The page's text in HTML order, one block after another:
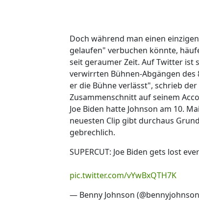
Doch während man einen
gelaufen" verbuchen könnte,
seit geraumer Zeit. Auf Twitter ist
verwirrten Bühnen-Abgängen des
er die Bühne verlässt", schrieb
Zusammenschnitt auf seinem
Joe Biden hatte Johnson am 10.
neuesten Clip gibt durchaus
gebrechlich.
SUPERCUT: Joe Biden gets lost
pic.twitter.com/vYwBxQTH7K
— Benny Johnson